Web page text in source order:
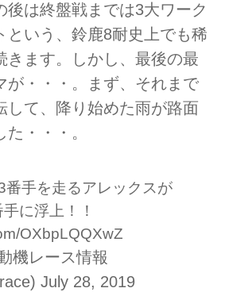
後は終盤戦までは3大ワーク
という、鈴鹿8耐史上でも稀
きます。しかし、最後の最
が・・・。まず、それまで
して、降り始めた雨が路面
・・・。
番手を走るアレックスが
に浮上！！
OXbpLQQXwZ
機レース情報
July 28, 2019